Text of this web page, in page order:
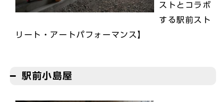
ストとコラボ
する駅前スト
リート・アートパフォーマンス】
駅前小島屋